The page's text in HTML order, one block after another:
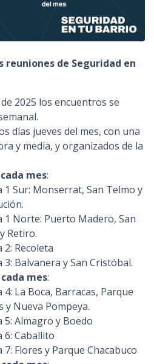
reuniones de Seguridad en
2025 los encuentros se
días jueves del mes, con una
y media, y organizados de la
mes:
1 Sur: Monserrat, San Telmo y
1 Norte: Puerto Madero, San
Retiro.
2: Recoleta
3: Balvanera y San Cristóbal.
mes:
4: La Boca, Barracas, Parque
y Nueva Pompeya.
5: Almagro y Boedo
6: Caballito
7: Flores y Parque Chacabuco